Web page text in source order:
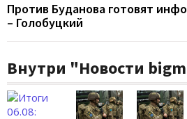
Против Буданова готовят
– Голобуцкий
Внутри "Новости